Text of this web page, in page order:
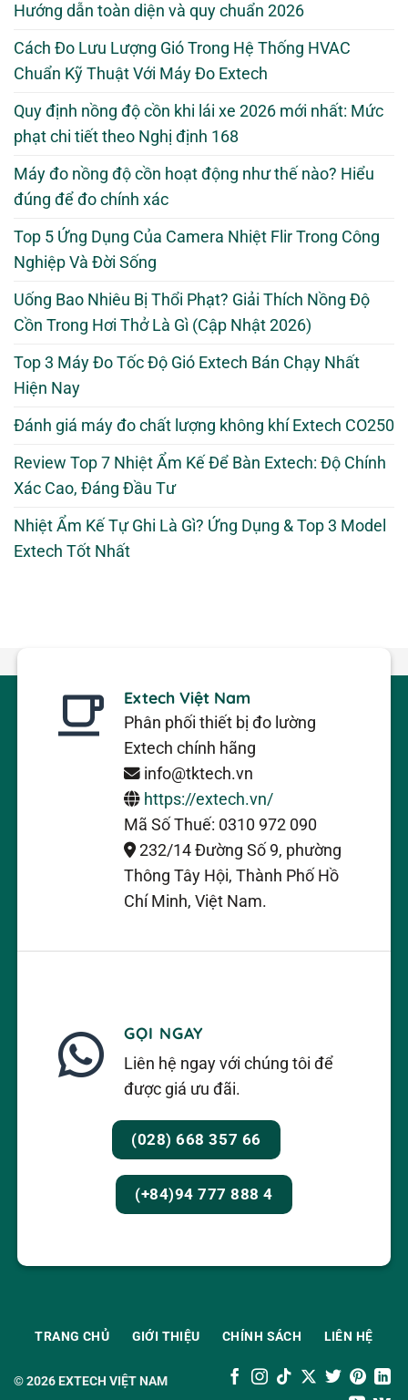
Hướng dẫn toàn diện và quy chuẩn 2026
Cách Đo Lưu Lượng Gió Trong Hệ Thống HVAC
Chuẩn Kỹ Thuật Với Máy Đo Extech
Quy định nồng độ cồn khi lái xe 2026 mới nhất: Mức
phạt chi tiết theo Nghị định 168
Máy đo nồng độ cồn hoạt động như thế nào? Hiểu
đúng để đo chính xác
Top 5 Ứng Dụng Của Camera Nhiệt Flir Trong Công
Nghiệp Và Đời Sống
Uống Bao Nhiêu Bị Thổi Phạt? Giải Thích Nồng Độ
Cồn Trong Hơi Thở Là Gì (Cập Nhật 2026)
Top 3 Máy Đo Tốc Độ Gió Extech Bán Chạy Nhất
Hiện Nay
Đánh giá máy đo chất lượng không khí Extech CO250
Review Top 7 Nhiệt Ẩm Kế Để Bàn Extech: Độ Chính
Xác Cao, Đáng Đầu Tư
Nhiệt Ẩm Kế Tự Ghi Là Gì? Ứng Dụng & Top 3 Model
Extech Tốt Nhất
Extech Việt Nam
Phân phối thiết bị đo lường
Extech chính hãng
info@tktech.vn
https://extech.vn/
Mã Số Thuế: 0310 972 090
232/14 Đường Số 9, phường
Thông Tây Hội, Thành Phố Hồ
Chí Minh, Việt Nam.
GỌI NGAY
Liên hệ ngay với chúng tôi để
được giá ưu đãi.
(028) 668 357 66
(+84)94 777 888 4
© 2026EXTECH VIỆT NAM
TRANG CHỦ GIỚI THIỆU CHÍNH SÁCH LIÊN HỆ